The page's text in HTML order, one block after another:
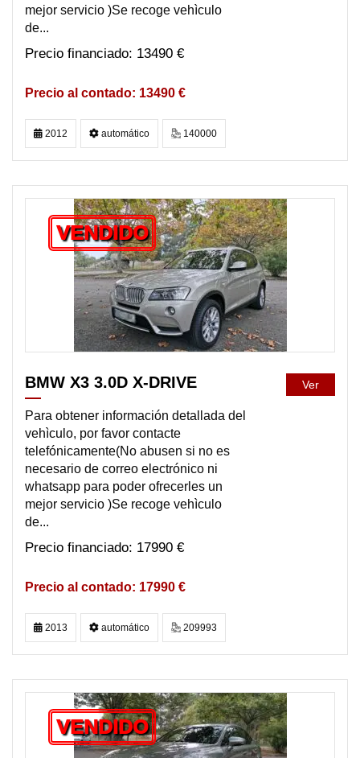
mejor servicio )Se recoge vehìculo
de...
13490 €
13490 €
2012 automático 140000
VENDIDO
BMW X3 3.0D X-DRIVE
Para obtener información detallada del
vehìculo, por favor contacte
telefónicamente(No abusen si no es
necesario de correo electrónico ni
whatsapp para poder ofrecerles un
mejor servicio )Se recoge vehìculo
de...
17990 €
17990 €
Ver
2013 automático 209993
VENDIDO